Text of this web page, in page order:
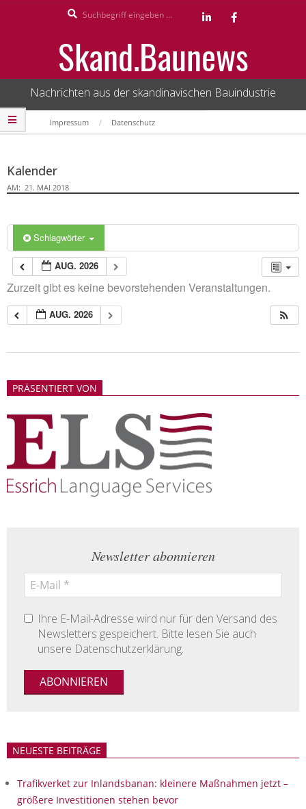
Skand.Baunews
Nachrichten aus der skandinavischen Bauindustrie
Secondary
Navigation
Impressum Datenschutz
Kalender
AM: 21. MAI 2018
Schlagwörter
AUG. 2026
Zurzeit gibt es keine bevorstehenden Veranstaltungen.
AUG. 2026
21PRÄSENTIERT VON
Newsletter abonnieren
Ihre E-Mail-Adresse wird nur für den Versand des
Newsletters gespeichert. Bitte lesen Sie auch
unsere Datenschutzerklärung.
NEUESTE BEITRÄGE
Trafikverket zur Inlandsbanan: kleinere Maßnahmen jetzt –
größere Investitionen stehen bevor